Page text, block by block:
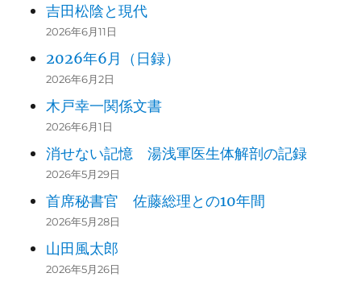
吉田松陰と現代
2026年6月11日
2026年6月（日録）
2026年6月2日
木戸幸一関係文書
2026年6月1日
消せない記憶 湯浅軍医生体解剖の記録
2026年5月29日
首席秘書官 佐藤総理との10年間
2026年5月28日
山田風太郎
2026年5月26日